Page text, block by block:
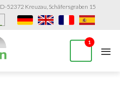
D-52372 Kreuzau, Schäfersgraben 15
1 ≡